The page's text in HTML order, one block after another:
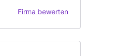
Firma bewerten